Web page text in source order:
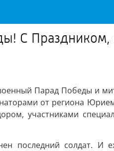
С Праздником,
Парад Победы и
от региона
участниками
последний солдат. И